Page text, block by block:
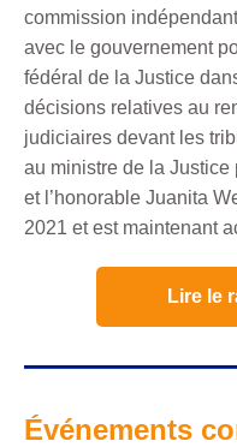
commission
avec le gouvernement
fédéral de la Justice
décisions relatives au
judiciaires devant les
au ministre de la Justice
et l’honorable Juanita
2021 etest maintenant
Lire le
Événements